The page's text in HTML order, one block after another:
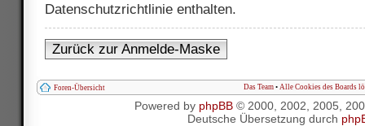
Datenschutzrichtlinie enthalten.
Zurück zur Anmelde-Maske
Foren-Übersicht Das Team • Alle Cookies des Boards
Powered by phpBB© 2000, 2002, 2005,
Deutsche Übersetzung durch